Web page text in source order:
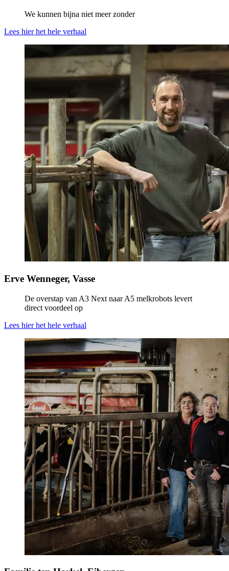
We kunnen bijna niet meer zonder
Lees hier het hele verhaal
Erve Wenneger, Vasse
De overstap van A3 Next naar A5 melkrobots levert
direct voordeel op
Lees hier het hele verhaal